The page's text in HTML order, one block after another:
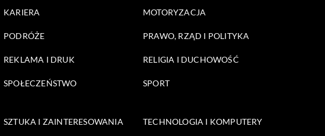
KARIERA MOTORYZACJA
PODRÓŻE PRAWO, RZĄD I POLITYKA
REKLAMA I DRUK RELIGIA I DUCHOWOŚĆ
SPOŁECZEŃSTWO SPORT
SZTUKA I ZAINTERESOWANIA TECHNOLOGIA I KOMPUTERY